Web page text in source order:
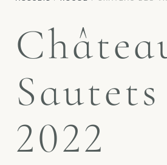
2022